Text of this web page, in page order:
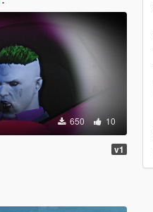
650 10
v1